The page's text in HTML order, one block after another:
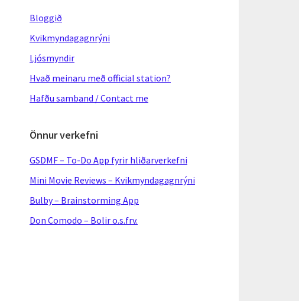
Bloggið
Kvikmyndagagnrýni
Ljósmyndir
Hvað meinaru með official station?
Hafðu samband / Contact me
Önnur verkefni
GSDMF – To-Do App fyrir hliðarverkefni
Mini Movie Reviews – Kvikmyndagagnrýni
Bulby – Brainstorming App
Don Comodo – Bolir o.s.frv.